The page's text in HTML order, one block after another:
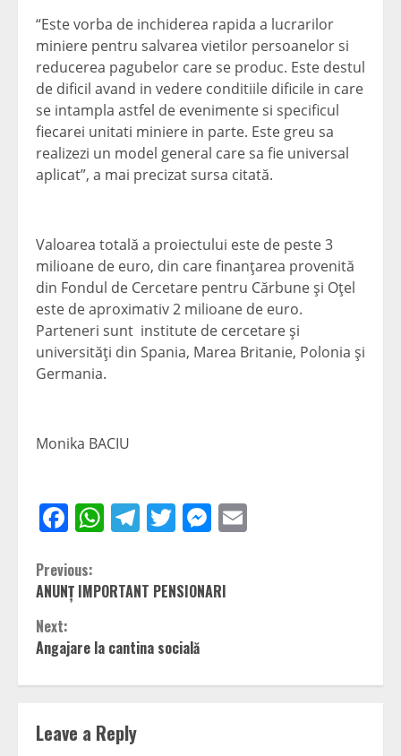
“Este vorba de inchiderea rapida a lucrarilor
miniere pentru salvarea vietilor persoanelor si
reducerea pagubelor care se produc. Este destul
de dificil avand in vedere conditiile dificile in care
se intampla astfel de evenimente si specificul
fiecarei unitati miniere in parte. Este greu sa
realizezi un model general care sa fie universal
aplicat”, a mai precizat sursa citată.
Valoarea totală a proiectului este de peste 3
milioane de euro, din care finanţarea provenită
din Fondul de Cercetare pentru Cărbune şi Oţel
este de aproximativ 2 milioane de euro.
Parteneri sunt institute de cercetare şi
universităţi din Spania, Marea Britanie, Polonia şi
Germania.
Monika BACIU
Facebook
WhatsApp
Telegram
TwitterMessenger
Continue
Reading
Previous:
ANUNȚ IMPORTANT PENSIONARI
Next:
Angajare la cantina socială
Leave a Reply